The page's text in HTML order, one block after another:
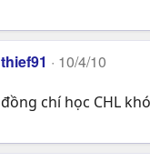
thief91 10/4/10
đồng chí học CHL